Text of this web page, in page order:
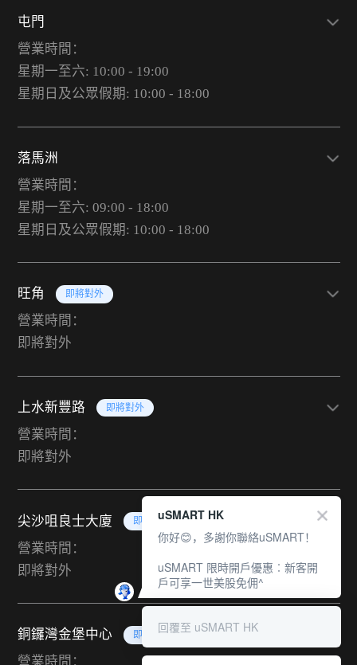
屯門
營業時間：
星期一至六: 10:00 - 19:00
星期日及公眾假期: 10:00 - 18:00
落馬洲
營業時間：
星期一至六: 09:00 - 18:00
星期日及公眾假期: 10:00 - 18:00
旺角 即將對外
營業時間：
即將對外
上水新豐路 即將對外
營業時間：
即將對外
尖沙咀良士大廈 即將對外
營業時間：
即將對外
銅鑼灣金堡中心 即將對外
營業時間：
uSMART HK
你好😊，多謝你聯絡uSMART！
uSMART 限時開戶優惠︰新客開
戶可享一世美股免佣^
回覆至 uSMART HK